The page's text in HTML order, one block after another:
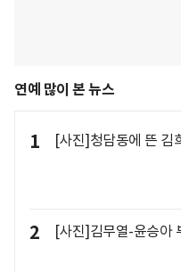
연예 많이 본 뉴스
1 [사진]청담동에 뜬 김
2 [사진]김무열-윤승아